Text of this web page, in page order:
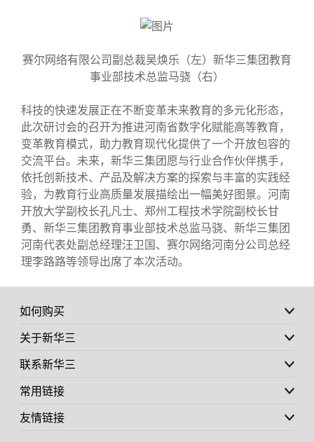
赛尔网络有限公司副总裁吴焕乐（左）新华三集团教育
事业部技术总监马骁（右）
科技的快速发展正在不断变革未来教育的多元化形态，
此次研讨会的召开为推进河南省数字化赋能高等教育，
变革教育模式，助力教育现代化提供了一个开放包容的
交流平台。未来，新华三集团愿与行业合作伙伴携手，
依托创新技术、产品及解决方案的探索与丰富的实践经
验，为教育行业高质量发展描绘出一幅美好图景。河南
开放大学副校长孔凡士、郑州工程技术学院副校长甘
勇、新华三集团教育事业部技术总监马骁、新华三集团
河南代表处副总经理汪卫国、赛尔网络河南分公司总经
理李路路等领导出席了本次活动。
如何购买
关于新华三
联系新华三
常用链接
友情链接